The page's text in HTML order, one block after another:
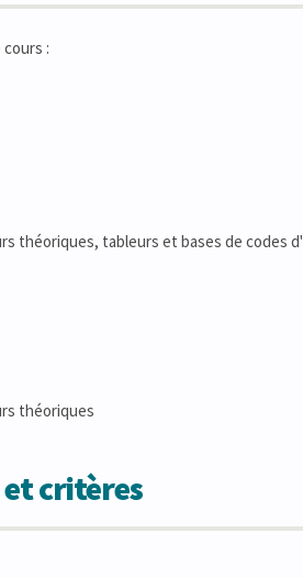
:
théoriques, tableurs et bases de codes
théoriques
critères